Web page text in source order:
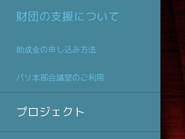
財団の支援について
助成金の申し込み方法
パリ本部会議室のご利用
プロジェクト